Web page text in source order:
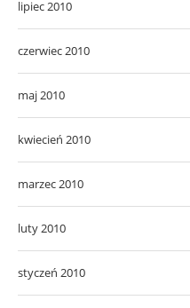
lipiec 2010
czerwiec 2010
maj 2010
kwiecień 2010
marzec 2010
luty 2010
styczeń 2010